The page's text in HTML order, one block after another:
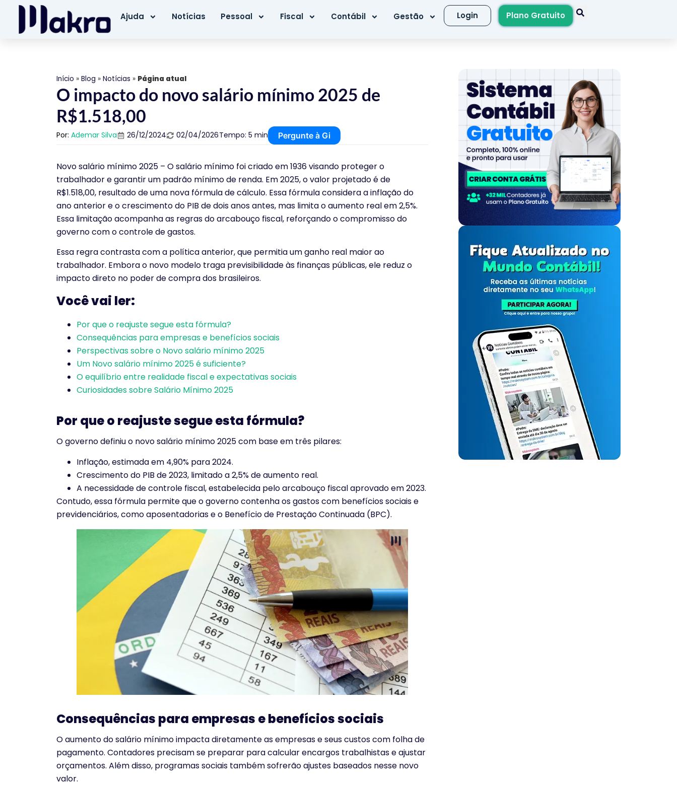
Ajuda Notícias Pessoal Fiscal Contábil Gestão Login Plano Gratuito
Início » Blog » Notícias » Página atual
O impacto do novo salário mínimo 2025 de
R$1.518,00
Por: Ademar Silva 26/12/2024 02/04/2026Tempo: 5 min Pergunte à Gi
Novo salário mínimo 2025 – O salário mínimo foi criado em 1936 visando proteger o
trabalhador e garantir um padrão mínimo de renda. Em 2025, o valor projetado é de
R$1.518,00, resultado de uma nova fórmula de cálculo. Essa fórmula considera a inflação do
ano anterior e o crescimento do PIB de dois anos antes, mas limita o aumento real em 2,5%.
Essa limitação acompanha as regras do arcabouço fiscal, reforçando o compromisso do
governo com o controle de gastos.
Essa regra contrasta com a política anterior, que permitia um ganho real maior ao
trabalhador. Embora o novo modelo traga previsibilidade às finanças públicas, ele reduz o
impacto direto no poder de compra dos brasileiros.
Você vai ler:
Por que o reajuste segue esta fórmula?
Consequências para empresas e benefícios sociais
Perspectivas sobre o Novo salário mínimo 2025
Um Novo salário mínimo 2025 é suficiente?
O equilíbrio entre realidade fiscal e expectativas sociais
Curiosidades sobre Salário Mínimo 2025
Por que o reajuste segue esta fórmula?
O governo definiu o novo salário mínimo 2025 com base em três pilares:
Inflação, estimada em 4,90% para 2024.
Crescimento do PIB de 2023, limitado a 2,5% de aumento real.
A necessidade de controle fiscal, estabelecida pelo arcabouço fiscal aprovado em 2023.
Contudo, essa fórmula permite que o governo contenha os gastos com benefícios sociais e
previdenciários, como aposentadorias e o Benefício de Prestação Continuada (BPC).
Consequências para empresas e benefícios sociais
O aumento do salário mínimo impacta diretamente as empresas e seus custos com folha de
pagamento. Contadores precisam se preparar para calcular encargos trabalhistas e ajustar
orçamentos. Além disso, programas sociais também sofrerão ajustes baseados nesse novo
valor.